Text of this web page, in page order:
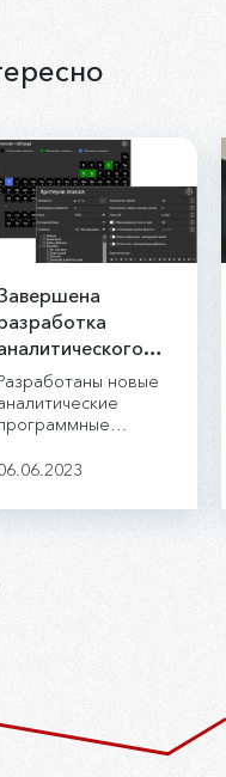
для
новые
данных.